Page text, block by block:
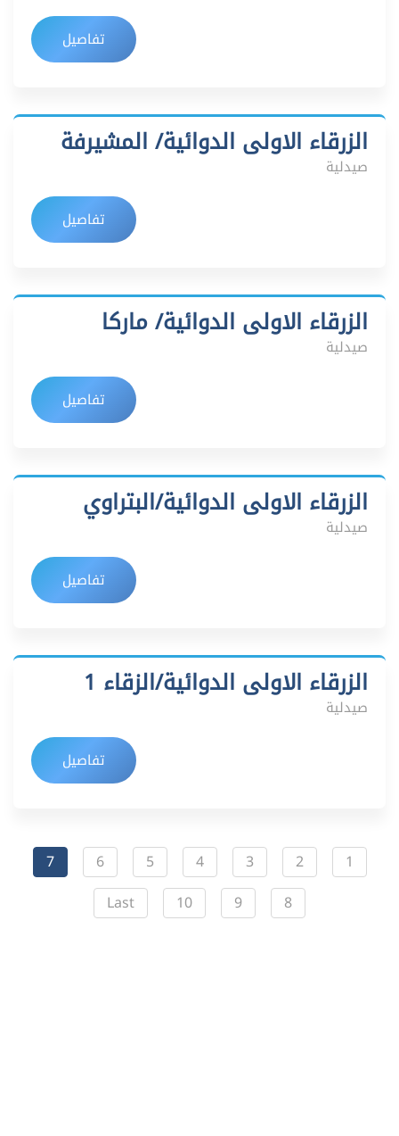
تفاصيل
الزرقاء الاولى الدوائية/ المشيرفة
صيدلية
تفاصيل
الزرقاء الاولى الدوائية/ ماركا
صيدلية
تفاصيل
الزرقاء الاولى الدوائية/البتراوي
صيدلية
تفاصيل
الزرقاء الاولى الدوائية/الزقاء 1
صيدلية
تفاصيل
1
2
3
4
5
6
7
8
9
10
Last